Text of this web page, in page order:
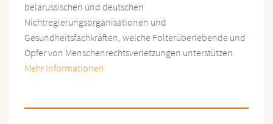
belarussischen und deutschen
Nichtregierungsorganisationen und
Gesundheitsfachkräften, welche Folterüberlebende und
Opfer von Menschenrechtsverletzungen unterstützen.
Mehr Informationen